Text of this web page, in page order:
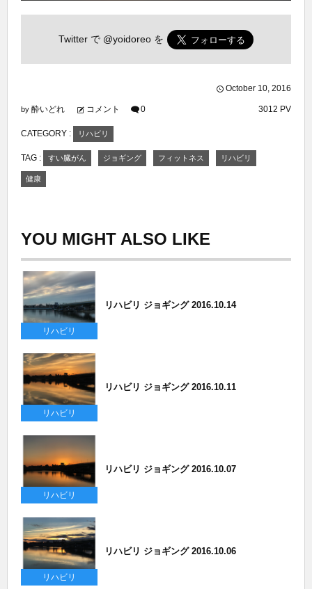
Twitter で @yoidoreo を
October 10, 2016
by 酔いどれ コメント 0 3012 PV
CATEGORY : リハビリ
TAG : すい臓がん ジョギング フィットネス リハビリ
健康
YOU MIGHT ALSO LIKE
リハビリ
リハビリ ジョギング 2016.10.14
リハビリ
リハビリ ジョギング 2016.10.11
リハビリ
リハビリ ジョギング 2016.10.07
リハビリ
リハビリ ジョギング 2016.10.06